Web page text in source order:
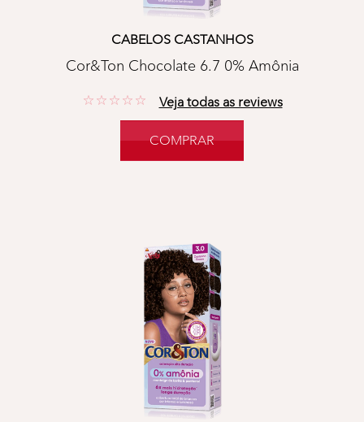
CABELOS CASTANHOS
Cor&Ton Chocolate 6.7 0% Amônia
No reviews Veja todas as reviews
COMPRAR